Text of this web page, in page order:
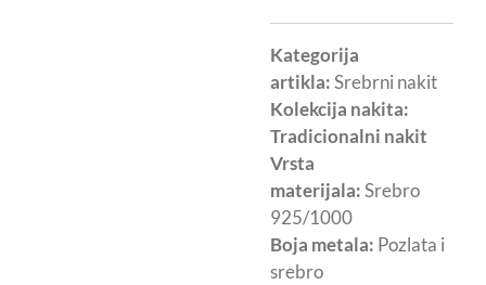
Kategorija
artikla:Srebrni nakit
Kolekcija nakita:
Tradicionalni nakit
Vrsta
materijala:Srebro
925/1000
Boja metala: Pozlata i
srebro